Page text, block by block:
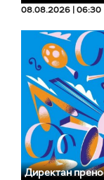
08.08.2026 | 06:30
Директан